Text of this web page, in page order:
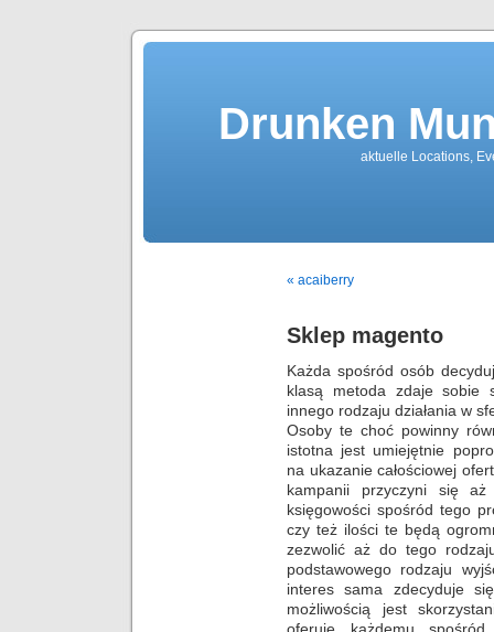
Drunken
aktuelle Locations,
« acaiberry
Sklep magento
Każda spośród osób
klasą metoda zdaje sobie
innego rodzaju działania w
Osoby te choć powinny
istotna jest umiejętnie
na ukazanie całościowej
kampanii przyczyni się
księgowości spośród tego
czy też ilości te będą
zezwolić aż do tego
podstawowego rodzaju
interes sama zdecyduje
możliwością jest
oferuje każdemu